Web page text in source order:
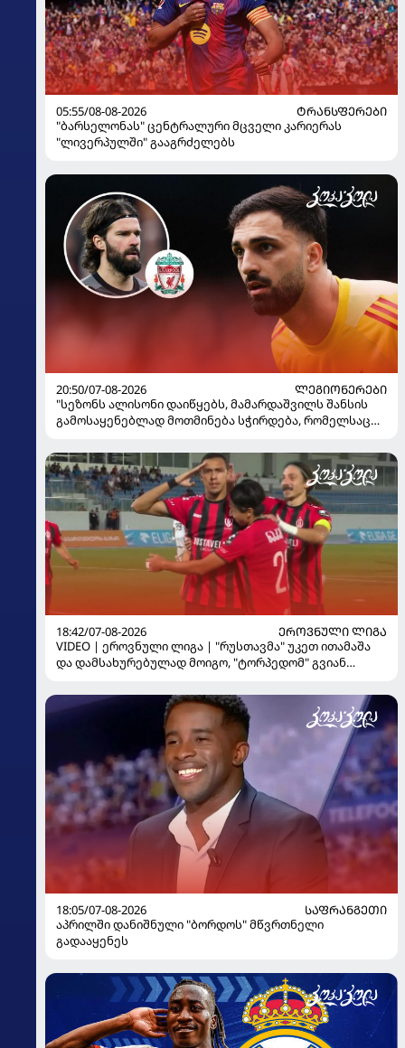
05:55/08-08-2026
ᲢᲠᲐᲜᲡᲤᲔᲠᲔᲑᲘ
"ბარსელონას" ცენტრალური მცველი კარიერას
"ლივერპულში" გააგრძელებს
20:50/07-08-2026
ᲚᲔᲒᲘᲝᲜᲔᲠᲔᲑᲘ
"სეზონს ალისონი დაიწყებს, მამარდაშვილს შანსის
გამოსაყენებლად მოთმინება სჭირდება, რომელსაც
ყოფილმა მეკარემ
18:42/07-08-2026
ᲔᲠᲝᲕᲜᲣᲚᲘ ᲚᲘᲒᲐ
VIDEO | ეროვნული ლიგა | "რუსთავმა" უკეთ ითამაშა
და დამსახურებულად მოიგო, "ტორპედომ" გვიან
18:05/07-08-2026
ᲡᲐᲤᲠᲐᲜᲒᲔᲗᲘ
აპრილში დანიშნული "ბორდოს" მწვრთნელი
გადააყენეს